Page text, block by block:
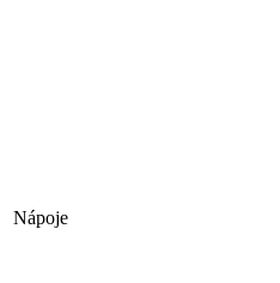
Nápoje